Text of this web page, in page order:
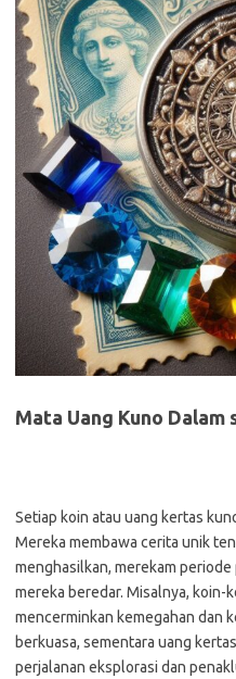
Mata Uang Kuno Dalam
Setiap koin atau uang kertas
Mereka membawa cerita unik
menghasilkan, merekam
mereka beredar. Misalnya, koin-
mencerminkan kemegahan dan
berkuasa, sementara uang
perjalanan eksplorasi dan